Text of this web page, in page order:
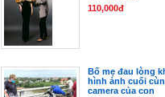
110,000đ
Bố mẹ đau lòng
hình ảnh cuối
camera của con